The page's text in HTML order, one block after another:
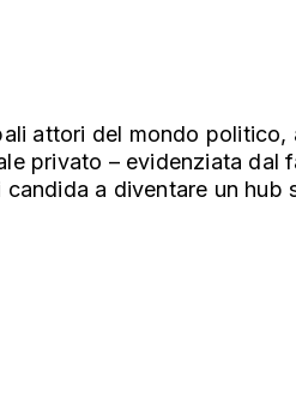
attori del mondo
privato – evidenziata
a diventare un